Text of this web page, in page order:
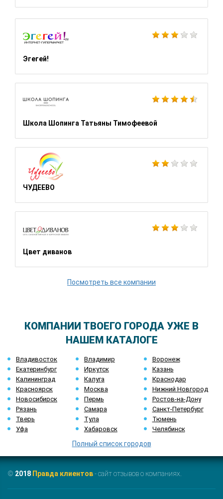
Эгегей!
Школа Шопинга Татьяны Тимофеевой
ЧУДЕЕВО
Цвет диванов
Посмотреть все компании
КОМПАНИИ ТВОЕГО ГОРОДА УЖЕ В
НАШЕМ КАТАЛОГЕ
Владивосток Владимир
Воронеж
Екатеринбург
Иркутск
Казань
Калининград
Калуга
Краснодар
Красноярск
Москва
Нижний Новгород
Новосибирск
Пермь
Ростов-на-Дону
Рязань
Самара
Санкт-Петербург
Тверь
Тула
Тюмень
Уфа
Хабаровск Челябинск
Полный список городов
© 2018 Правда клиентов- сайт отзывов о компаниях.